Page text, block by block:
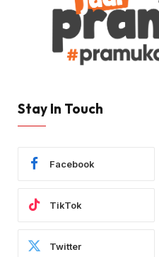
Stay In Touch
Facebook
TikTok
Twitter